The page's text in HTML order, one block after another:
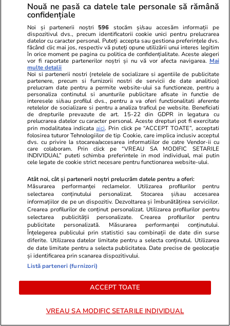
Politică 25 iul.
Mutarea prin care AUR, S.O.S. și
POT au făcut front comun în
opoziție împotriva legii care
permite Armatei să doboare
dronele neautorizate. CCR a
tranșat definitiv disputa
Politică 25 iul.
Cum a apărut Mirabela
Grădinaru la întâlnirea cu
președinta Indiei, Droupadi
Murmu, la Palatul Cotroceni.
Motivul pentru care a ales o
rochie galbenă
PARTENERI
Nouă ne pasă ca datele tale personale să rămână
confidențiale
Noi și partenerii noștri 596 stocăm și/sau accesăm informații pe
dispozitivul dvs., precum identificatorii cookie unici pentru prelucrarea
datelor cu caracter personal. Puteți accepta sau gestiona preferințele dvs.
făcând clic mai jos, respectiv vă puteți opune utilizării unui interes legitim
în orice moment pe pagina cu politica de confidențialitate. Aceste alegeri
vor fi raportate partenerilor noștri și nu vă vor afecta navigarea. Mai
multe detalii
Noi si partenerii nostri (retelele de socializare si agentiile de publicitate
partenere, precum si furnizorii nostri de servicii de date analitice)
prelucram date pentru a permite website-ului sa functioneze, pentru a
personaliza continutul si anunturile publicitare afisate in functie de
interesele si/sau profilul dvs., pentru a va oferi functionalitati aferente
retelelor de socializare si pentru a analiza traficul pe website. Beneficiati
de drepturile prevazute de art. 15-22 din GDPR in legatura cu
prelucrarea datelor cu caracter personal. Aceste drepturi pot fi exercitate
prin modalitatea indicataaici. Prin click pe “ACCEPT TOATE”, acceptati
folosirea tuturor Tehnologiilor de tip Cookie, care implica inclusiv acceptul
dvs. cu privire la stocarea/accesarea informatiilor de catre Vendor-ii cu
care colaboram. Prin click pe “VREAU SA MODIFIC SETARILE
INDIVIDUAL” puteti schimba preferintele in mod individual, mai putin
cele legate de cookie strict necesare pentru functionarea website-ului.
Atât noi, cât și partenerii noștri prelucrăm datele pentru a oferi:
Măsurarea performanței reclamelor. Utilizarea profilurilor pentru
selectarea conținutului personalizat. Stocarea și/sau accesarea
informațiilor de pe un dispozitiv. Dezvoltarea și îmbunătățirea serviciilor.
Crearea profilurilor de conținut personalizat. Utilizarea profilurilor pentru
selectarea publicității personalizate. Crearea profilurilor pentru
publicitate personalizată. Măsurarea performanței conținutului.
Înțelegerea publicului prin statistici sau combinații de date din surse
diferite. Utilizarea datelor limitate pentru a selecta conținutul. Utilizarea
de date limitate pentru a selecta publicitatea. Date precise de geolocație
și identificarea prin scanarea dispozitivului.
Listă parteneri (furnizori)
ACCEPT TOATE
VREAU SA MODIFIC SETARILE INDIVIDUAL